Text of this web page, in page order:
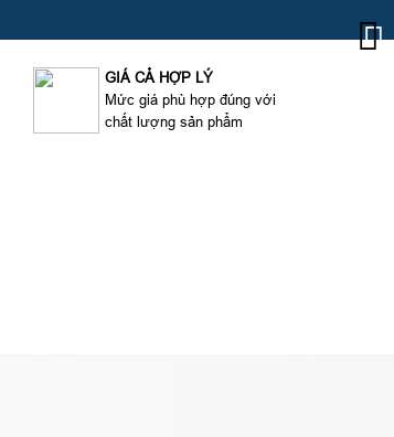
GIÁ CẢ HỢP LÝ
Mức giá phù hợp đúng với
chất lượng sản phẩm